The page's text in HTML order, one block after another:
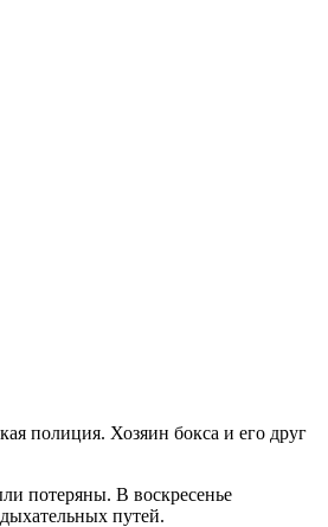
полиция. Хозяин бокса и его друг
потеряны. В воскресенье
путей.